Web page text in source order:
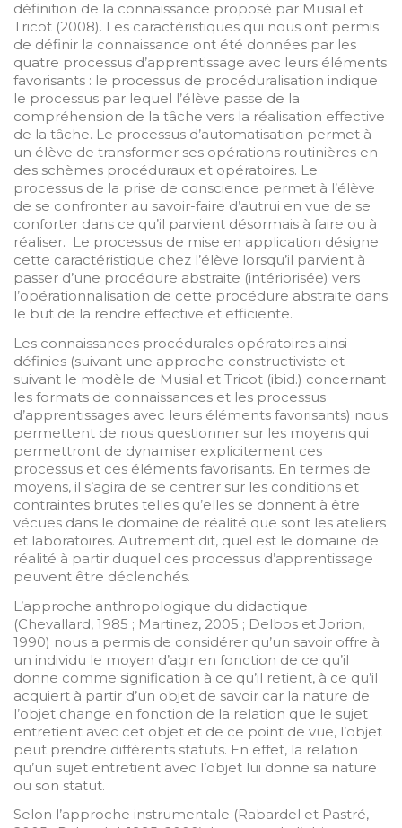
définition de la connaissance proposé par Musial et
Tricot (2008). Les caractéristiques qui nous ont permis
de définir la connaissance ont été données par les
quatre processus d’apprentissage avec leurs éléments
favorisants : le processus de procéduralisation indique
le processus par lequel l’élève passe de la
compréhension de la tâche vers la réalisation effective
de la tâche. Le processus d’automatisation permet à
un élève de transformer ses opérations routinières en
des schèmes procéduraux et opératoires. Le
processus de la prise de conscience permet à l’élève
de se confronter au savoir-faire d’autrui en vue de se
conforter dans ce qu’il parvient désormais à faire ou à
réaliser. Le processus de mise en application désigne
cette caractéristique chez l’élève lorsqu’il parvient à
passer d’une procédure abstraite (intériorisée) vers
l’opérationnalisation de cette procédure abstraite dans
le but de la rendre effective et efficiente.
Les connaissances procédurales opératoires ainsi
définies (suivant une approche constructiviste et
suivant le modèle de Musial et Tricot (ibid.) concernant
les formats de connaissances et les processus
d’apprentissages avec leurs éléments favorisants) nous
permettent de nous questionner sur les moyens qui
permettront de dynamiser explicitement ces
processus et ces éléments favorisants. En termes de
moyens, il s’agira de se centrer sur les conditions et
contraintes brutes telles qu’elles se donnent à être
vécues dans le domaine de réalité que sont les ateliers
et laboratoires. Autrement dit, quel est le domaine de
réalité à partir duquel ces processus d’apprentissage
peuvent être déclenchés.
L’approche anthropologique du didactique
(Chevallard, 1985 ; Martinez, 2005 ; Delbos et Jorion,
1990) nous a permis de considérer qu’un savoir offre à
un individu le moyen d’agir en fonction de ce qu’il
donne comme signification à ce qu’il retient, à ce qu’il
acquiert à partir d’un objet de savoir car la nature de
l’objet change en fonction de la relation que le sujet
entretient avec cet objet et de ce point de vue, l’objet
peut prendre différents statuts. En effet, la relation
qu’un sujet entretient avec l’objet lui donne sa nature
ou son statut.
Selon l’approche instrumentale (Rabardel et Pastré,